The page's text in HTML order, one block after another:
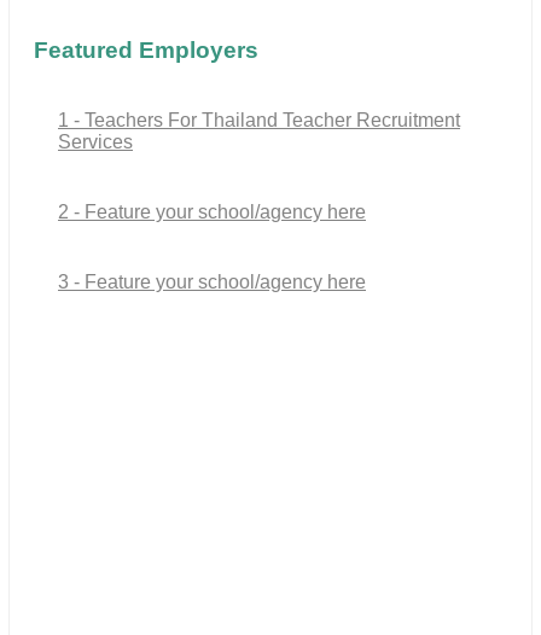
Featured Employers
1 - Teachers For Thailand Teacher Recruitment
Services
2 - Feature your school/agency here
3 - Feature your school/agency here